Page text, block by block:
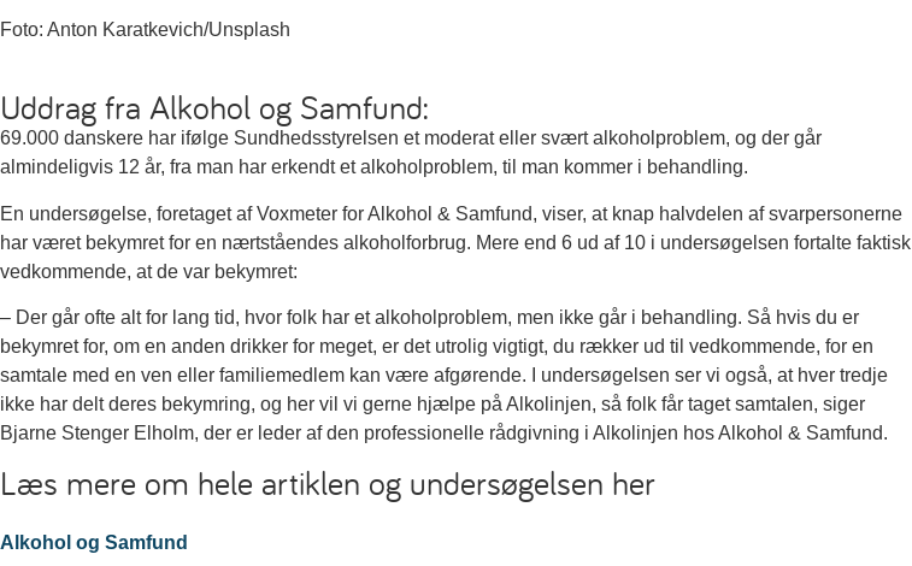
Foto: Anton Karatkevich/Unsplash
Uddrag fra Alkohol og Samfund:
69.000 danskere har ifølge Sundhedsstyrelsen et moderat eller svært alkoholproblem, og der går
almindeligvis 12 år, fra man har erkendt et alkoholproblem, til man kommer i behandling.
En undersøgelse, foretaget af Voxmeter for Alkohol & Samfund, viser, at knap halvdelen af svarpersonerne
har været bekymret for en nærtståendes alkoholforbrug. Mere end 6 ud af 10 i undersøgelsen fortalte faktisk
vedkommende, at de var bekymret:
– Der går ofte alt for lang tid, hvor folk har et alkoholproblem, men ikke går i behandling. Så hvis du er
bekymret for, om en anden drikker for meget, er det utrolig vigtigt, du rækker ud til vedkommende, for en
samtale med en ven eller familiemedlem kan være afgørende. I undersøgelsen ser vi også, at hver tredje
ikke har delt deres bekymring, og her vil vi gerne hjælpe på Alkolinjen, så folk får taget samtalen, siger
Bjarne Stenger Elholm, der er leder af den professionelle rådgivning i Alkolinjen hos Alkohol & Samfund.
Læs mere om hele artiklen og undersøgelsen her
Alkohol og Samfund